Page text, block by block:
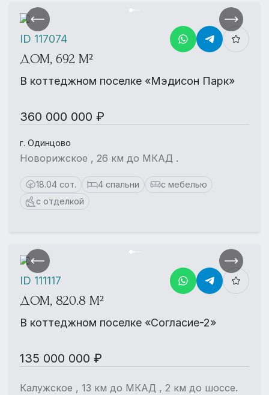
ДОМ, 692 М²
В коттеджном поселке «Мэдисон Парк»
360 000 000 ₽
г. Одинцово
Новорижское , 26 км до МКАД .
18.04 сот. 4 спальни
с мебелью
с отделкой
ID 117074
ДОМ, 820.8 М²
В коттеджном поселке «Согласие-2»
135 000 000 ₽
Калужское , 13 км до МКАД , 2 км до шоссе.
ID 111117